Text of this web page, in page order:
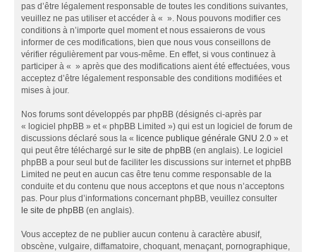
pas d’être légalement responsable de toutes les conditions suivantes,
veuillez ne pas utiliser et accéder à « ». Nous pouvons modifier ces
conditions à n’importe quel moment et nous essaierons de vous
informer de ces modifications, bien que nous vous conseillons de
vérifier régulièrement par vous-même. En effet, si vous continuez à
participer à « » après que des modifications aient été effectuées, vous
acceptez d’être légalement responsable des conditions modifiées et
mises à jour.
Nos forums sont développés par phpBB (désignés ci-après par
« logiciel phpBB » et « phpBB Limited ») qui est un logiciel de forum de
discussions déclaré sous la « licence publique générale GNU 2.0 » et
qui peut être téléchargé sur le site de phpBB (en anglais). Le logiciel
phpBB a pour seul but de faciliter les discussions sur internet et phpBB
Limited ne peut en aucun cas être tenu comme responsable de la
conduite et du contenu que nous acceptons et que nous n’acceptons
pas. Pour plus d’informations concernant phpBB, veuillez consulter
le site de phpBB (en anglais).
Vous acceptez de ne publier aucun contenu à caractère abusif,
obscène, vulgaire, diffamatoire, choquant, menaçant, pornographique,